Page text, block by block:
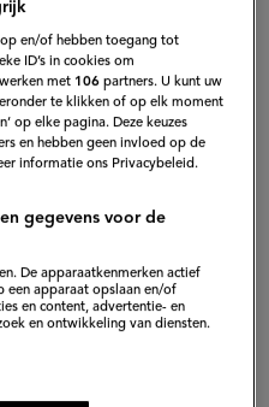
en/of hebben toegang tot
ID’s in cookies om
met 106 partners. U kunt uw
te klikken of op elk moment
op elke pagina. Deze keuzes
en hebben geen invloed op de
informatie ons Privacybeleid.
gegevens voor de
De apparaatkenmerken actief
een apparaat opslaan en/of
en content, advertentie- en
en ontwikkeling van diensten.